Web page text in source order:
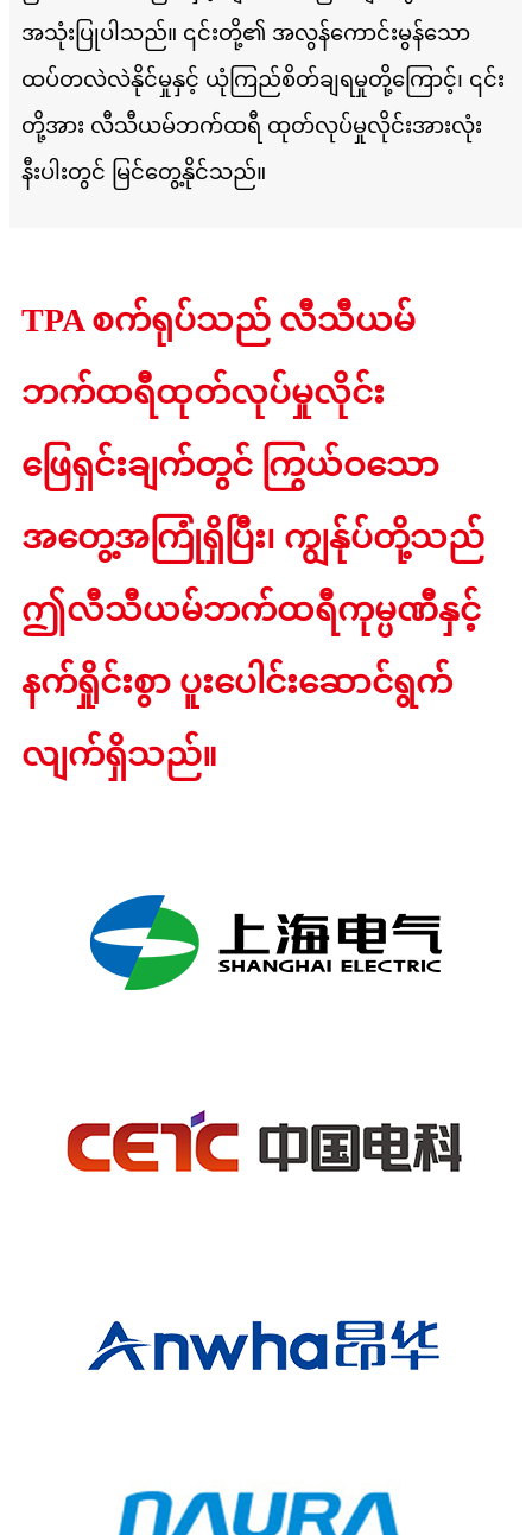
အသုံးပြုပါသည်။ ၎င်းတို့၏ အလွန်ကောင်းမွန်သော
ထပ်တလဲလဲနိုင်မှုနှင့် ယုံကြည်စိတ်ချရမှုတို့ကြောင့်၊ ၎င်း
တို့အား လီသီယမ်ဘက်ထရီ ထုတ်လုပ်မှုလိုင်းအားလုံး
နီးပါးတွင် မြင်တွေ့နိုင်သည်။
TPA စက်ရုပ်သည် လီသီယမ်
ဘက်ထရီထုတ်လုပ်မှုလိုင်း
ဖြေရှင်းချက်တွင် ကြွယ်ဝသော
အတွေ့အကြုံရှိပြီး၊ ကျွန်ုပ်တို့သည်
ဤလီသီယမ်ဘက်ထရီကုမ္ပဏီနှင့်
နက်ရှိုင်းစွာ ပူးပေါင်းဆောင်ရွက်
လျက်ရှိသည်။